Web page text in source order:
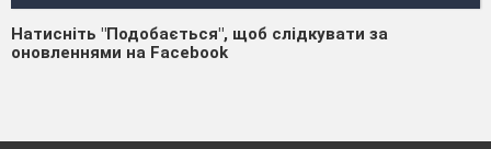
Натисніть "Подобається", щоб слідкувати за
оновленнями на Facebook